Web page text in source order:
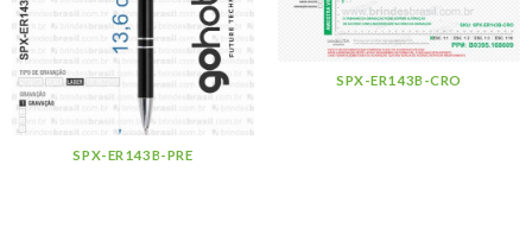
SPX-ER143B-PRE
SPX-ER143B-CRO